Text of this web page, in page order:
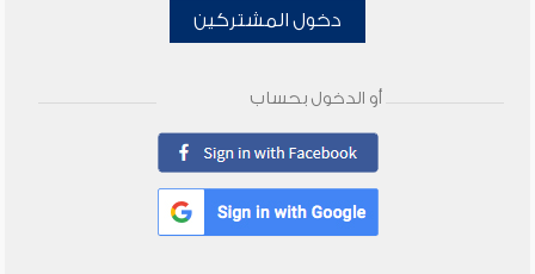
دخول المشتركين
أو الدخول بحساب